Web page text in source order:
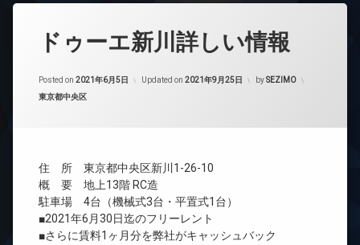
ドゥーエ新川詳しい情報
Posted on 2021年6月5日 Updated on 2021年9月25日 bySEZIMO
カテゴリー:
東京都中央区
住 所 東京都中央区新川1-26-10
概 要 地上13階 RC造
駐車場 4台（機械式3台・平置式1台）
■2021年6月30日迄のフリーレント
■さらに賃料1ヶ月分を弊社がキャッシュバック